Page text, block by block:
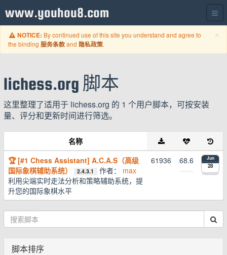
www.youhou8.com
×
NOTICE: By continued use of this site you understand and agree to
the binding 服务条款and 隐私政策.
lichess.org 脚本
这里整理了适用于 lichess.org 的 1 个用户脚本，可按安装
量、评分和更新时间进行筛选。
名称
🏆 [#1 Chess Assistant] A.C.A.S（高级
国际象棋辅助系统）
2.4.3.1 作者： max
利用尖端实时走法分析和策略辅助系统，提
升您的国际象棋水平
61936 68.6 Jun
28
脚本排序